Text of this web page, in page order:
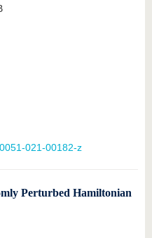
021-00182-z
Perturbed Hamiltonian